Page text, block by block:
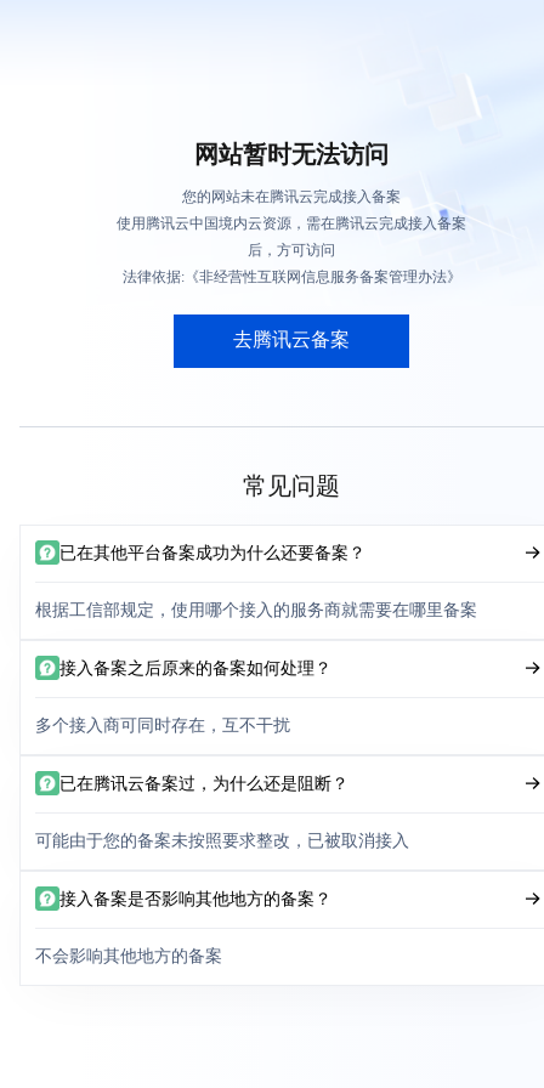
网站暂时无法访问
您的网站未在腾讯云完成接入备案
使用腾讯云中国境内云资源，需在腾讯云完成接入备案
后，方可访问
法律依据:《非经营性互联网信息服务备案管理办法》
去腾讯云备案
常见问题
已在其他平台备案成功为什么还要备案？
根据工信部规定，使用哪个接入的服务商就需要在哪里备案
接入备案之后原来的备案如何处理？
多个接入商可同时存在，互不干扰
已在腾讯云备案过，为什么还是阻断？
可能由于您的备案未按照要求整改，已被取消接入
接入备案是否影响其他地方的备案？
不会影响其他地方的备案